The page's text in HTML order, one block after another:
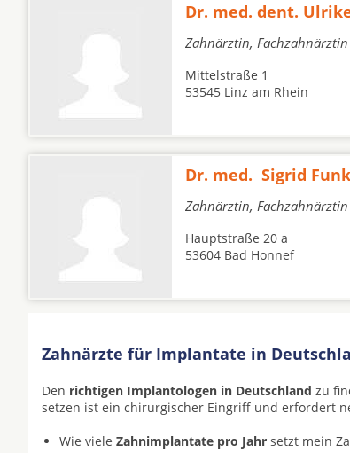
Dr. med. dent.
Zahnärztin,
Mittelstraße 1
53545 Linz am Rhein
Dr. med. Sigrid
Zahnärztin,
Hauptstraße 20 a
53604 Bad Honnef
Zahnärzte für Implantate in
Den richtigen Implantologen in Deutschland zu
setzen ist ein chirurgischer Eingriff und erfordert
Wie viele Zahnimplantate pro Jahr setzt mein